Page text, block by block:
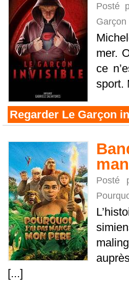
Posté
mer.
ce
sport.
Regarder Le Garçon
Posté
[...]